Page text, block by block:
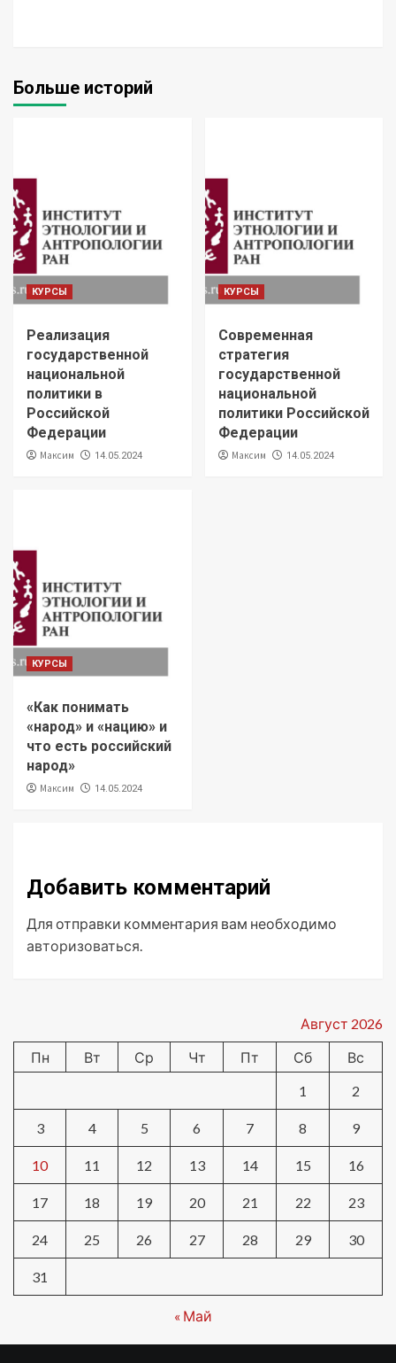
Больше историй
КУРСЫ
Реализация
государственной
национальной
политики в
Российской
Федерации
Максим 14.05.2024
КУРСЫ
Современная
стратегия
государственной
национальной
политики Российской
Федерации
Максим 14.05.2024
КУРСЫ
«Как понимать
«народ» и «нацию» и
что есть российский
народ»
Максим 14.05.2024
Добавить комментарий
Для отправки комментария вам необходимо
авторизоваться.
Август 2026
Пн
Вт Ср Чт Пт Сб
Вс
1
2
3 4 5 6 7 8 9
10 11 12 13 14 15 16
17 18 19 20 21 22 23
24 25 26 27 28 29 30
31
« Май